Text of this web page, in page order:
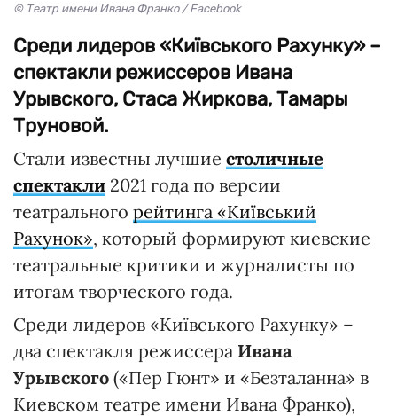
© Театр имени Ивана Франко / Facebook
Среди лидеров «Київського Рахунку» –
спектакли режиссеров Ивана
Урывского, Стаса Жиркова, Тамары
Труновой.
Стали известны лучшие столичные
спектакли 2021 года по версии
театрального рейтинга «Київський
Рахунок», который формируют киевские
театральные критики и журналисты по
итогам творческого года.
Среди лидеров «Київського Рахунку» –
два спектакля режиссера Ивана
Урывского («Пер Гюнт» и «Безталанна» в
Киевском театре имени Ивана Франко),